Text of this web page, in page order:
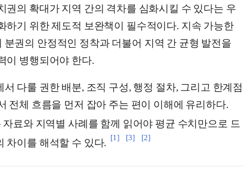
권의 확대가 지역 간의 격차를 심화시킬 수 있다는 우
하기 위한 제도적 보완책이 필수적이다. 지속 가능한
권의 안정적인 정착과 더불어 지역 간 균형 발전을
이 병행되어야 한다.
다룰 권한 배분, 조직 구성, 행정 절차, 그리고 한계점
전체 흐름을 먼저 잡아 주는 편이 이해에 유리하다.
자료와 지역별 사례를 함께 읽어야 평균 수치만으로 드
차이를 해석할 수 있다.
[1] [3] [2]